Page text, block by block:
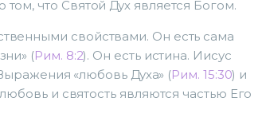
что Святой Дух является Богом.
свойствами. Он есть сама
(Рим. 8:2). Он есть истина. Иисус
«любовь Духа» (Рим. 15:30) и
и святость являются частью Его